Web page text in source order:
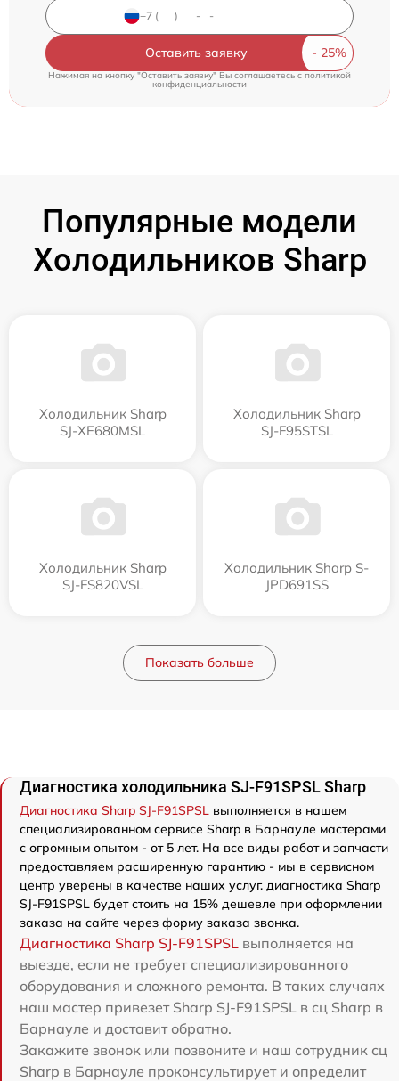
Оставить заявку
Нажимая на кнопку "Оставить заявку" Вы соглашаетесь cполитикой
конфиденциальности
Популярные модели
Холодильников Sharp
Холодильник Sharp
SJ-XE680MSL
Холодильник Sharp
SJ-F95STSL
Холодильник Sharp
SJ-FS820VSL
Холодильник Sharp S-
JPD691SS
Показать больше
Диагностика холодильника SJ-F91SPSL Sharp
Диагностика Sharp SJ-F91SPSL выполняется в нашем
специализированном сервисе Sharp в Барнауле мастерами
с огромным опытом - от 5 лет. На все виды работ и запчасти
предоставляем расширенную гарантию - мы в сервисном
центр уверены в качестве наших услуг. диагностика Sharp
SJ-F91SPSL будет стоить на 15% дешевле при оформлении
заказа на сайте через форму заказа звонка.
Диагностика Sharp SJ-F91SPSL выполняется на
выезде, если не требует специализированного
оборудования и сложного ремонта. В таких случаях
наш мастер привезет Sharp SJ-F91SPSL в сц Sharp в
Барнауле и доставит обратно.
Закажите звонок или позвоните и наш сотрудник сц
Sharp в Барнауле проконсультирует и определит